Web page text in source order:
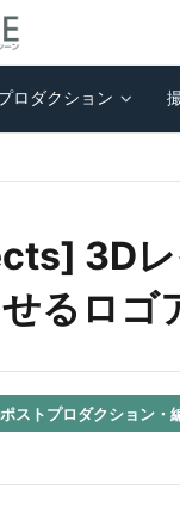
ロダクション
3Dレ
るロゴ
ポストプロダクション・